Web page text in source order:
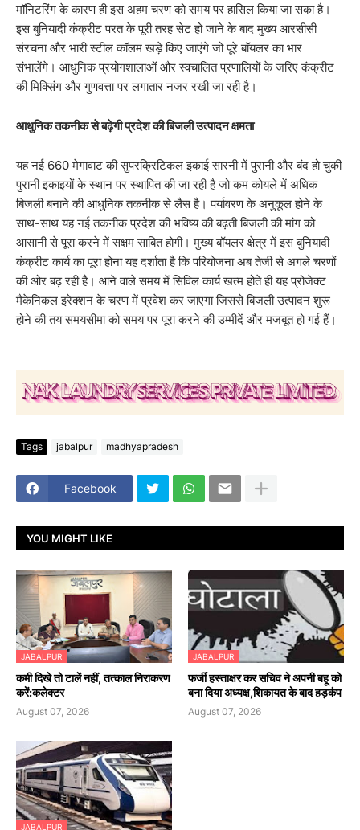
मॉनिटरिंग के कारण ही इस अहम चरण को समय पर हासिल किया जा सका है।
इस बुनियादी कंक्रीट परत के पूरी तरह सेट हो जाने के बाद मुख्य आरसीसी
संरचना और भारी स्टील कॉलम खड़े किए जाएंगे जो पूरे बॉयलर का भार
संभालेंगे। आधुनिक प्रयोगशालाओं और स्वचालित प्रणालियों के जरिए कंक्रीट
की मिक्सिंग और गुणवत्ता पर लगातार नजर रखी जा रही है।
आधुनिक तकनीक से बढ़ेगी प्रदेश की बिजली उत्पादन क्षमता
​यह नई 660 मेगावाट की सुपरक्रिटिकल इकाई सारनी में पुरानी और बंद हो चुकी
पुरानी इकाइयों के स्थान पर स्थापित की जा रही है जो कम कोयले में अधिक
बिजली बनाने की आधुनिक तकनीक से लैस है। पर्यावरण के अनुकूल होने के
साथ-साथ यह नई तकनीक प्रदेश की भविष्य की बढ़ती बिजली की मांग को
आसानी से पूरा करने में सक्षम साबित होगी। मुख्य बॉयलर क्षेत्र में इस बुनियादी
कंक्रीट कार्य का पूरा होना यह दर्शाता है कि परियोजना अब तेजी से अगले चरणों
की ओर बढ़ रही है। आने वाले समय में सिविल कार्य खत्म होते ही यह प्रोजेक्ट
मैकेनिकल इरेक्शन के चरण में प्रवेश कर जाएगा जिससे बिजली उत्पादन शुरू
होने की तय समयसीमा को समय पर पूरा करने की उम्मीदें और मजबूत हो गई हैं।
Tags jabalpur madhyapradesh
Facebook
YOU MIGHT LIKE
JABALPUR
कमी दिखे तो टालें नहीं, तत्काल निराकरण
करें:कलेक्टर
August 07, 2026
JABALPUR
फर्जी हस्ताक्षर कर सचिव ने अपनी बहू को
बना दिया अध्यक्ष,शिकायत के बाद हड़कंप
August 07, 2026
JABALPUR